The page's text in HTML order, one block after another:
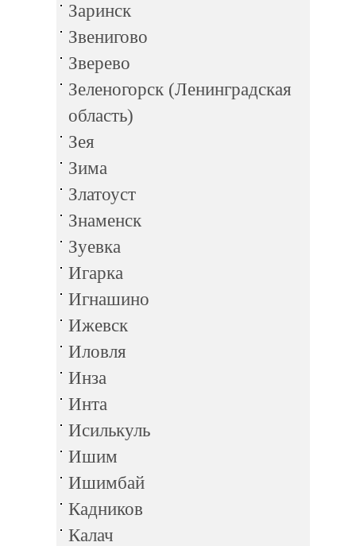
Заринск
Звенигово
Зверево
Зеленогорск (Ленинградская
область)
Зея
Зима
Златоуст
Знаменск
Зуевка
Игарка
Игнашино
Ижевск
Иловля
Инза
Инта
Исилькуль
Ишим
Ишимбай
Кадников
Калач